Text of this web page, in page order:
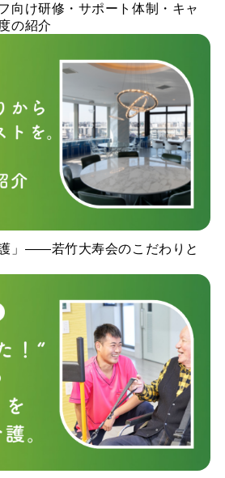
向け研修・サポート体制・キャ
の紹介
護」——若竹大寿会のこだわりと